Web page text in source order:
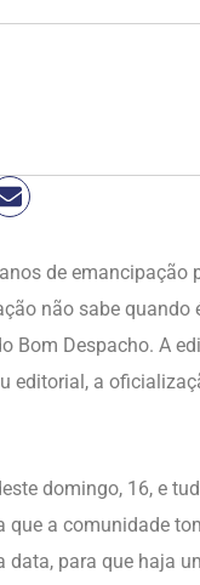
de emancipação
não sabe quando
Bom Despacho. A
editorial, a
domingo, 16, e
que a comunidade
data, para que haja